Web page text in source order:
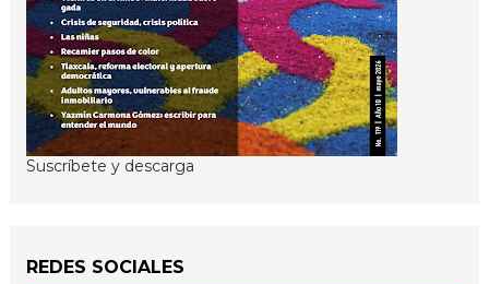
Suscríbete y descarga
REDES SOCIALES